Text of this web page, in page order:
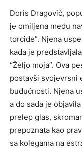
Doris Dragović,
je omiljena među
torcide”. Njena
kada je
“Željo moja”. Ova
postavši svojevrsni
budućnosti. Njena
a do sada je
prelep glas,
prepoznata kao
sa kolegama na